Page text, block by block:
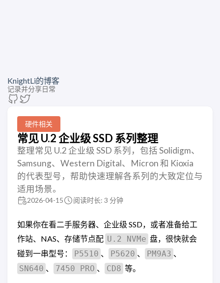
KnightLi的博客
记录并分享日常
硬件相关
常见 U.2 企业级 SSD 系列整理
整理常见 U.2 企业级 SSD 系列，包括 Solidigm、
Samsung、Western Digital、Micron 和 Kioxia
的代表型号，帮助快速理解各系列的大致定位与
适用场景。
2026-04-15 阅读时长: 3 分钟
如果你在看二手服务器、企业级 SSD，或者准备给工
作站、NAS、存储节点配 U.2 NVMe 盘，很快就会
碰到一串型号：
P5510 、 P5620 、 PM9A3 、
SN640 、 7450 PRO 、 CD8 等。